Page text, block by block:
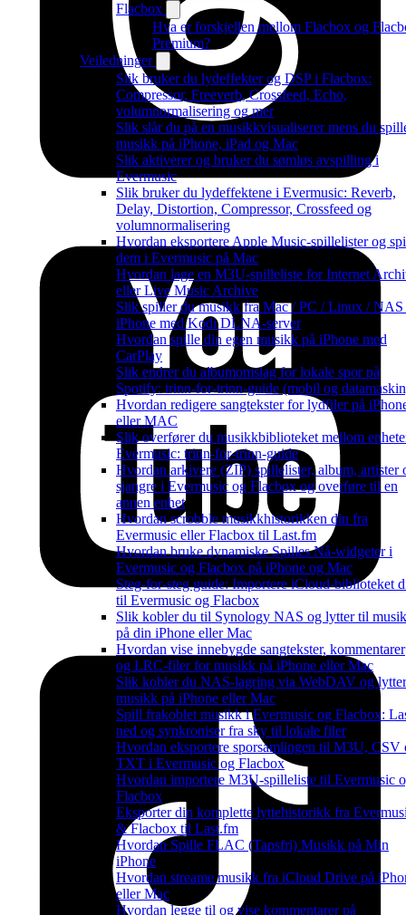
Flacbox
Hva er forskjellen mellom Flacbox og
Premium?
Veiledninger
Slik bruker du lydeffekter og DSP i Flacbox:
Compressor, Freeverb, Crossfeed, Echo,
volumnormalisering og mer
Slik slår du på en musikkvisualiserer mens du
musikk på iPhone, iPad og Mac
Slik aktiverer og bruker du sømløs avspilling i
Evermusic
Slik bruker du lydeffektene i Evermusic: Reverb,
Delay, Distortion, Compressor, Crossfeed og
volumnormalisering
Hvordan eksportere Apple Music-spillelister og
dem i Evermusic på Mac
Hvordan lage en M3U-spilleliste for Internet
eller Live Music Archive
Slik spiller du musikk fra Mac / PC / Linux / NAS
iPhone med Kodi DLNA-server
Hvordan spille din egen musikk på iPhone med
CarPlay
Slik endrer du albumomslag for lokale spor på
Spotify: trinn-for-trinn-guide (mobil og
Hvordan redigere sangtekster for lydfiler på
eller MAC
Slik overfører du musikkbiblioteket mellom
Evermusic: trinn-for-trinn-guide
Hvordan arkivere (ZIP) spillelister, album, artister
sjangre i Evermusic og Flacbox og overføre til en
annen enhet
Hvordan scrobble musikkhistorikken din fra
Evermusic eller Flacbox til Last.fm
Hvordan bruke dynamiske Spilles Nå-widgeter i
Evermusic og Flacbox på iPhone og Mac
Steg-for-steg guide: Importere iCloud-biblioteket
til Evermusic og Flacbox
Slik kobler du til Synology NAS og lytter til
på din iPhone eller Mac
Hvordan vise innebygde sangtekster, kommentarer
og LRC-filer for musikk på iPhone eller Mac
Slik kobler du NAS-lagring via WebDAV og
musikk på iPhone eller Mac
Spill frakoblet musikk i Evermusic og Flacbox:
ned og synkroniser fra sky til lokale filer
Hvordan eksportere sporsamlingen til M3U, CSV
TXT i Evermusic og Flacbox
Hvordan importere M3U-spilleliste til Evermusic
Flacbox
Eksporter din komplette lyttehistorikk fra
& Flacbox til Last.fm
Hvordan Spille FLAC (Tapsfri) Musikk på Min
iPhone
Hvordan streame musikk fra iCloud Drive på
eller Mac
Hvordan legge til og vise kommentarer på